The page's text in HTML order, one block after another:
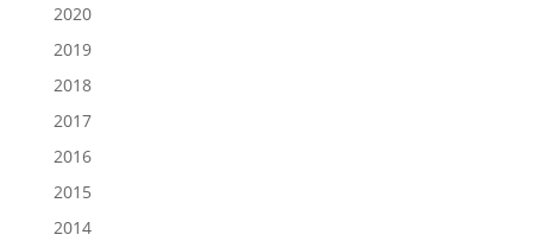
2020
2019
2018
2017
2016
2015
2014